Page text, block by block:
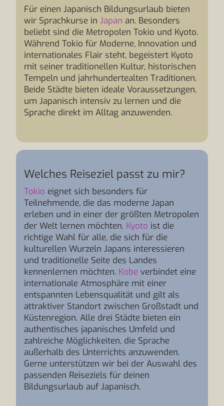
Für einen Japanisch Bildungsurlaub bieten
wir Sprachkurse in Japan an. Besonders
beliebt sind die Metropolen Tokio und Kyoto.
Während Tokio für Moderne, Innovation und
internationales Flair steht, begeistert Kyoto
mit seiner traditionellen Kultur, historischen
Tempeln und jahrhundertealten Traditionen.
Beide Städte bieten ideale Voraussetzungen,
um Japanisch intensiv zu lernen und die
Sprache direkt im Alltag anzuwenden.
Welches Reiseziel passt zu mir?
Tokio eignet sich besonders für
Teilnehmende, die das moderne Japan
erleben und in einer der größten Metropolen
der Welt lernen möchten. Kyoto ist die
richtige Wahl für alle, die sich für die
kulturellen Wurzeln Japans interessieren
und traditionelle Seite des Landes
kennenlernen möchten. Kobe verbindet eine
internationale Atmosphäre mit einer
entspannten Lebensqualität und gilt als
attraktiver Standort zwischen Großstadt und
Küstenregion. Alle drei Städte bieten ein
authentisches japanisches Umfeld und
zahlreiche Möglichkeiten, die Sprache
außerhalb des Unterrichts anzuwenden.
Gerne unterstützen wir bei der Auswahl des
passenden Reiseziels für deinen
Bildungsurlaub auf Japanisch.